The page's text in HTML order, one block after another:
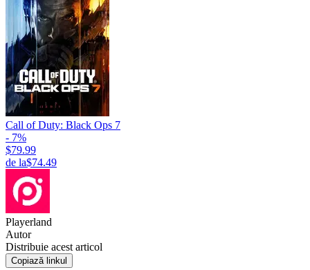
Call of Duty: Black Ops 7
- 7%
$79.99
de la$74.49
Playerland
Autor
Distribuie acest articol
Copiază linkul